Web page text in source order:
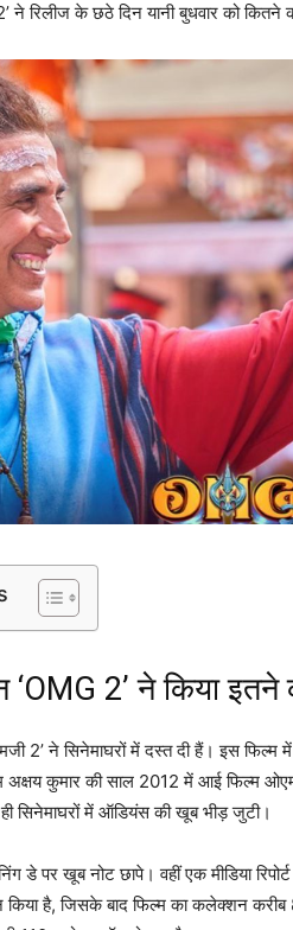
रिलीज के छठे दिन यानी बुधवार को कितने
2’ ने किया इतने
2’ ने सिनेमाघरों में दस्त दी हैं। इस फिल्म
कुमार की साल 2012 में आई फिल्म
सिनेमाघरों में ऑडियंस की खूब भीड़ जुटी।
पर खूब नोट छापे। वहीं एक मीडिया
है, जिसके बाद फिल्म का कलेक्शन करीब